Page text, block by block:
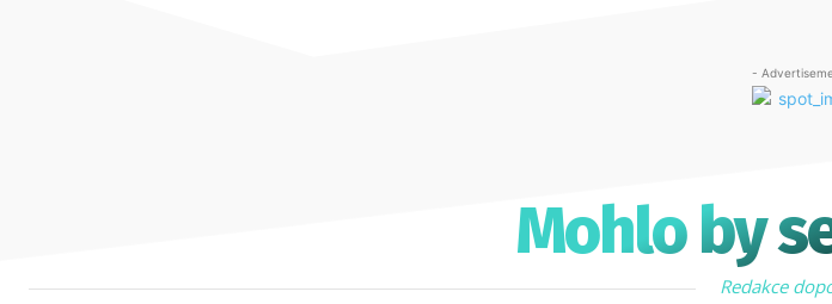
-
Mohlo by
Redakce